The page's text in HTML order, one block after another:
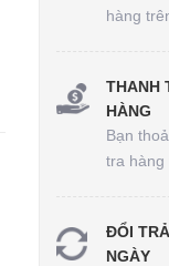
hàng
THANH
HÀNG
Bạn
tra hàng
ĐỔI
NGÀY